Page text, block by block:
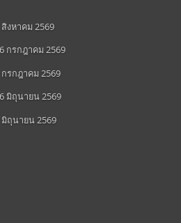
งหาคม 2569
กรกฎาคม 2569
รกฎาคม 2569
มิถุนายน 2569
ถุนายน 2569